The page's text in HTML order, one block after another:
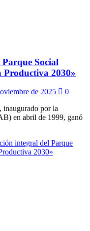
Social
Productiva 2030»
de 2025
0
inaugurado por la
en abril de 1999, ganó
integral del Parque
2030»